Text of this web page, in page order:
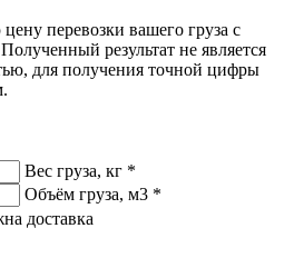
перевозки вашего груза с
результат не является
для получения точной цифры
Вес груза, кг *
Объём груза, м3 *
доставка